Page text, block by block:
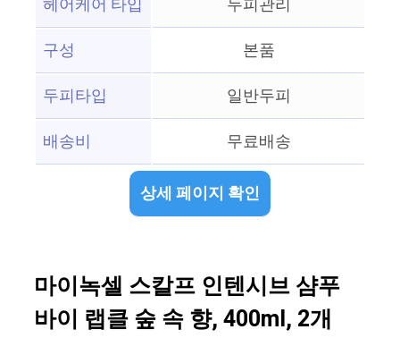
헤어케어 타입
두피관리
구성
본품
두피타입
일반두피
배송비
무료배송
상세 페이지 확인
마이녹셀 스칼프 인텐시브 샴푸
바이 랩클 숲 속 향, 400ml, 2개